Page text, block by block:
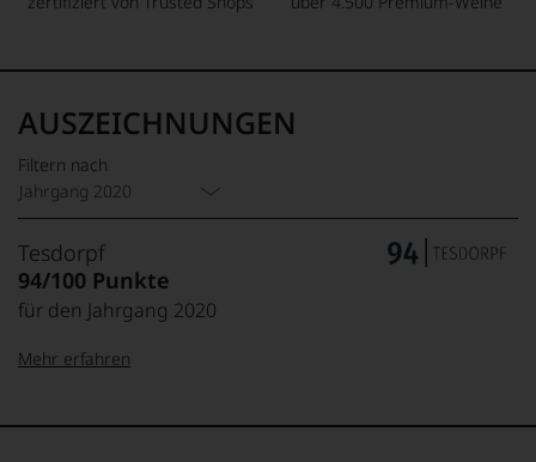
AUSZEICHNUNGEN
Filtern nach
Jahrgang 2020
Tesdorpf
94/100 Punkte
für den Jahrgang 2020
Mehr erfahren